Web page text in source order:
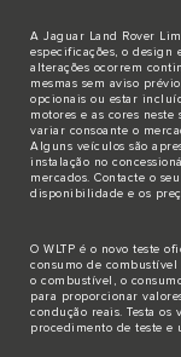
A Jaguar Land Rover
especificações, o design
alterações ocorrem
mesmas sem aviso
opcionais ou estar
motores e as cores neste
variar consoante o
Alguns veículos são
instalação no
mercados. Contacte o
disponibilidade e os
O WLTP é o novo teste
consumo de combustível
o combustível, o
para proporcionar
condução reais. Testa
procedimento de teste e